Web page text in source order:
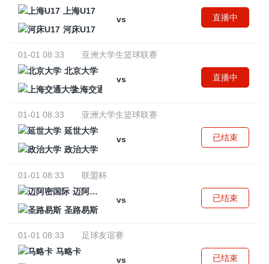
上海U17
vs
河床U17
直播中
01-01 08:33
亚洲大学生篮球联赛
北京大学
vs
上海交通大学
直播中
01-01 08:33
亚洲大学生篮球联赛
延世大学
vs
政治大学
已结束
01-01 08:33
联盟杯
迈阿密国际
vs
圣路易斯
已结束
01-01 08:33
足球友谊赛
马略卡
vs
已结束